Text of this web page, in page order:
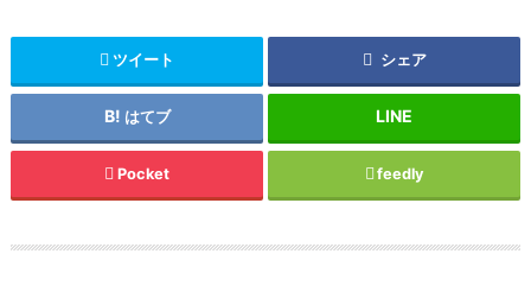
ツイート シェア
はてブ
Pocket feedly